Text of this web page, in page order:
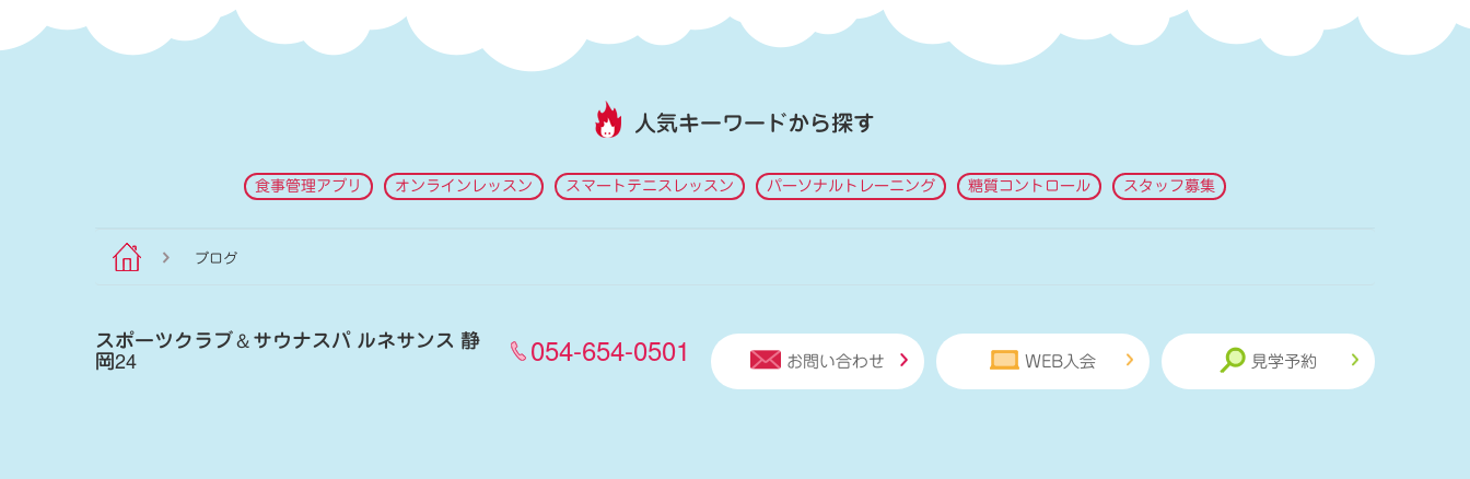
人気キーワードから探す
食事管理アプリ オンラインレッスン スマートテニスレッスン パーソナルトレーニング 糖質コントロール スタッフ募集
ブログ
スポーツクラブ＆サウナスパ ルネサンス 静
岡24 054-654-0501 お問い合わせ WEB入会 見学予約